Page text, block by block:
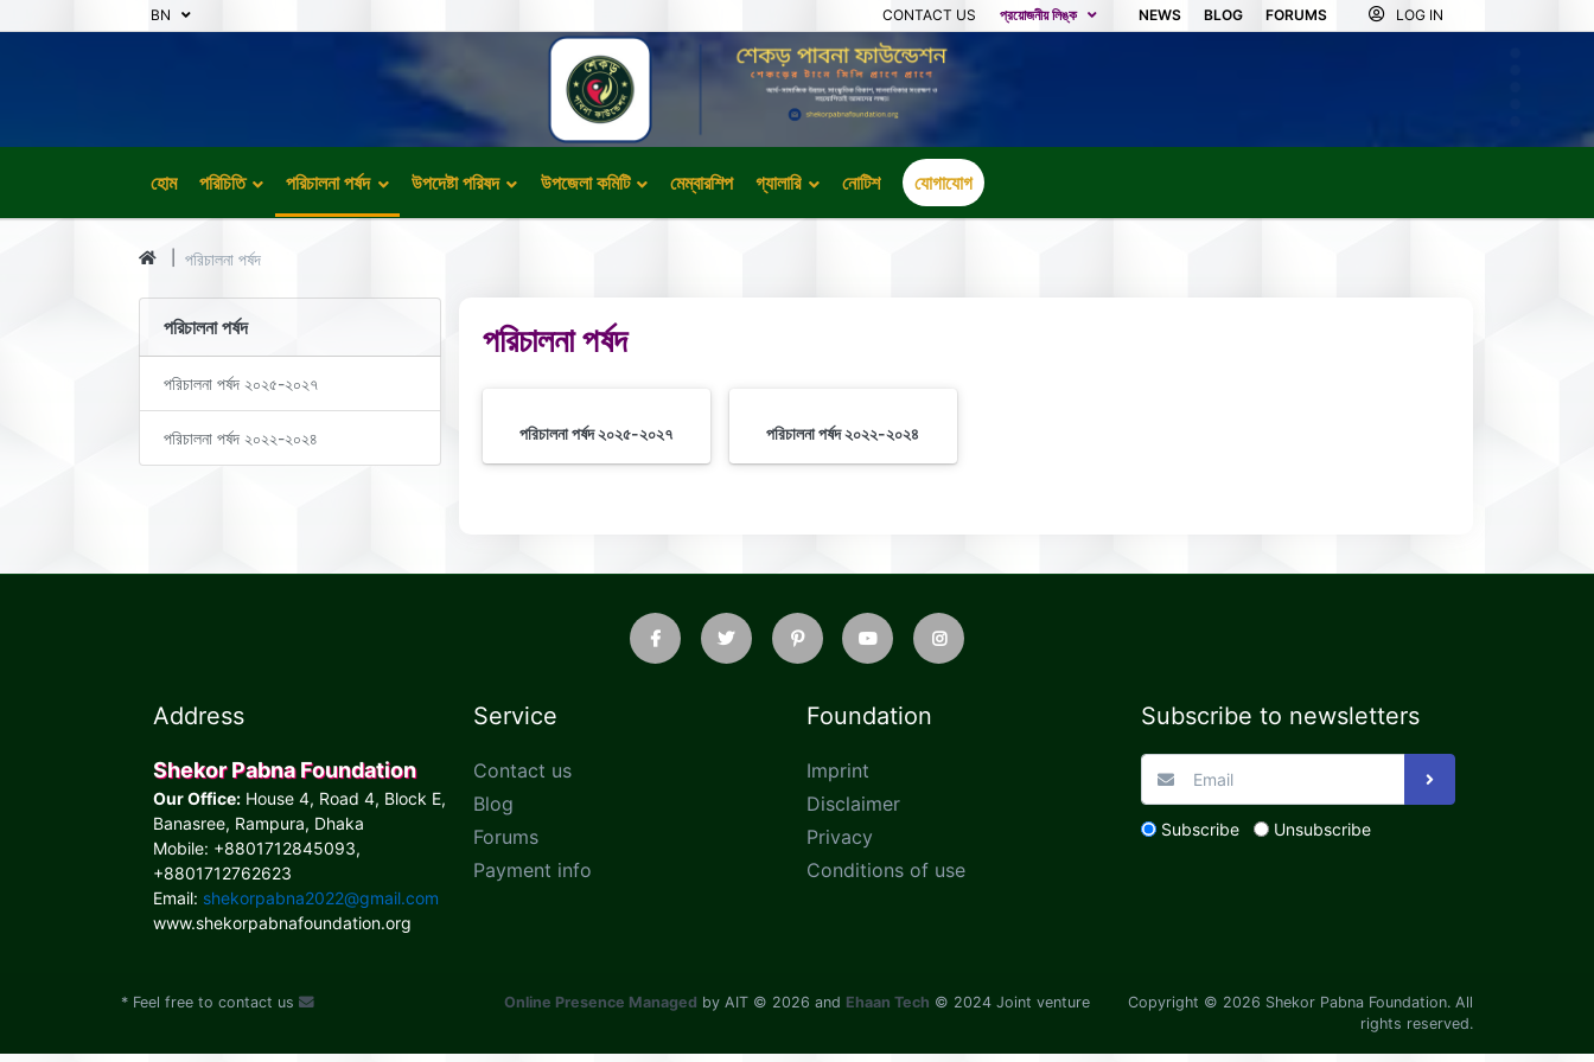
BN CONTACT US প্রয়োজনীয় লিঙ্ক NEWS BLOG FORUMS LOG IN
হোম পরিচিতি পরিচালনা পর্ষদ উপদেষ্টা পরিষদ উপজেলা কমিটি মেম্বারশিপ গ্যালারি নোটিশ যোগাযোগ
পরিচালনা পর্ষদ
পরিচালনা পর্ষদ
পরিচালনা পর্ষদ ২০২৫-২০২৭
পরিচালনা পর্ষদ ২০২২-২০২৪
পরিচালনা পর্ষদ
পরিচালনা পর্ষদ ২০২৫-২০২৭ পরিচালনা পর্ষদ ২০২২-২০২৪
Address
Shekor Pabna Foundation
Our Office: House 4, Road 4, Block E,
Banasree, Rampura, Dhaka
Mobile: +8801712845093,
+8801712762623
Email: shekorpabna2022@gmail.com
www.shekorpabnafoundation.org
Service
Contact us
Blog
Forums
Payment info
Foundation
Imprint
Disclaimer
Privacy
Conditions of use
Subscribe to newsletters
Subscribe Unsubscribe
* Feel free to contact us Online Presence Managed by AIT © 2026 and Ehaan Tech © 2024 Joint venture
Copyright © 2026 Shekor Pabna Foundation. All
rights reserved.